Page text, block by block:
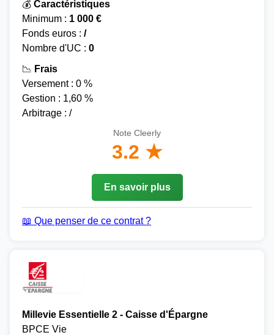
💰 Caractéristiques
Minimum : 1 000 €
Fonds euros : /
Nombre d'UC : 0
📉 Frais
Versement : 0 %
Gestion : 1,60 %
Arbitrage : /
Note Cleerly
3.2 ★
En savoir plus
📖 Que penser de ce contrat ?
Millevie Essentielle 2 - Caisse d'Épargne
BPCE Vie